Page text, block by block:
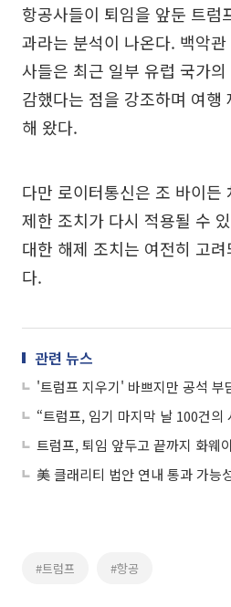
항공사들이 퇴임을 앞둔 트럼
과라는 분석이 나온다. 백악
사들은 최근 일부 유럽 국가
감했다는 점을 강조하며 여행
해 왔다.
다만 로이터통신은 조 바이든
제한 조치가 다시 적용될 수
대한 해제 조치는 여전히 고
다.
관련 뉴스
#트럼프 #항공